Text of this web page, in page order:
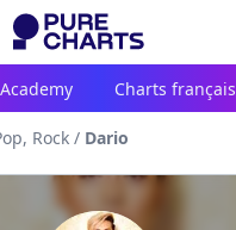
Charts français
Rock / Dario